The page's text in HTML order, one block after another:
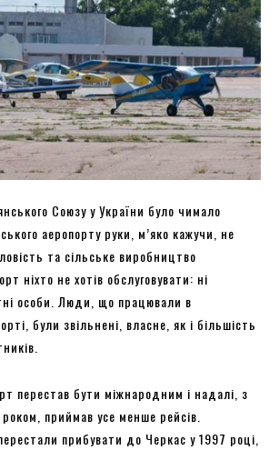
Союзу у України було чимало
аеропорту руки, м’яко кажучи, не
та сільське виробництво
ніхто не хотів обслуговувати: ні
особи. Люди, що працювали в
були звільнені, власне, як і більшість
перестав бути міжнародним і надалі, з
приймав усе менше рейсів.
прибувати до Черкас у 1997 році,